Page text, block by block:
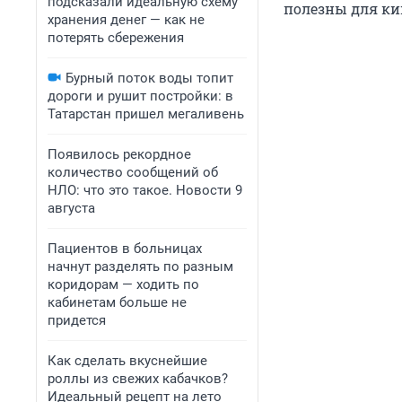
хранения денег — как не
потерять сбережения
Бурный поток воды топит
дороги и рушит постройки: в
Татарстан пришел мегаливень
Появилось рекордное
количество сообщений об
НЛО: что это такое. Новости 9
августа
Пациентов в больницах
начнут разделять по разным
коридорам — ходить по
кабинетам больше не
придется
Как сделать вкуснейшие
роллы из свежих кабачков?
Идеальный рецепт на лето
полезны для